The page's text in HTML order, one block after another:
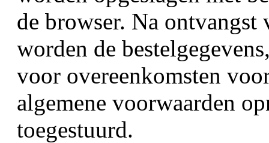
de browser. Na
worden de
voor overeenkomsten
algemene voorwaarden
toegestuurd.